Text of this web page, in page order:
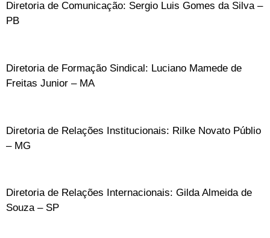
Diretoria de Comunicação: Sergio Luis Gomes da Silva –
PB
Diretoria de Formação Sindical: Luciano Mamede de
Freitas Junior – MA
Diretoria de Relações Institucionais: Rilke Novato Públio
– MG
Diretoria de Relações Internacionais: Gilda Almeida de
Souza – SP